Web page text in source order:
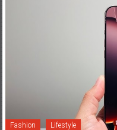
Fashion Lifestyle